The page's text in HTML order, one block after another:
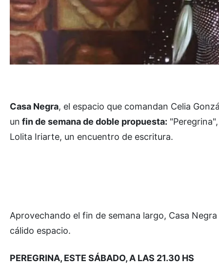
Casa Negra, el espacio que comandan Celia
un fin de semana de doble propuesta:
Lolita Iriarte, un encuentro de escritura.
Aprovechando el fin de semana largo, Casa
cálido espacio.
PEREGRINA, ESTE SÁBADO, A LAS 21.30 HS